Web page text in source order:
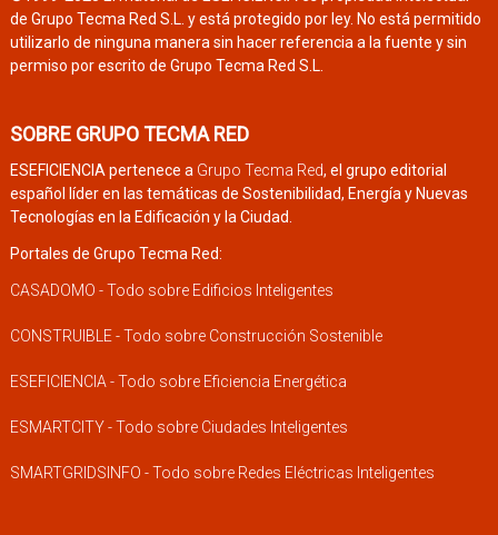
de Grupo Tecma Red S.L. y está protegido por ley. No está permitido
utilizarlo de ninguna manera sin hacer referencia a la fuente y sin
permiso por escrito de Grupo Tecma Red S.L.
SOBRE GRUPO TECMA RED
ESEFICIENCIA pertenece a Grupo Tecma Red, el grupo editorial
español líder en las temáticas de Sostenibilidad, Energía y Nuevas
Tecnologías en la Edificación y la Ciudad.
Portales de Grupo Tecma Red:
CASADOMO - Todo sobre Edificios Inteligentes
CONSTRUIBLE - Todo sobre Construcción Sostenible
ESEFICIENCIA - Todo sobre Eficiencia Energética
ESMARTCITY - Todo sobre Ciudades Inteligentes
SMARTGRIDSINFO - Todo sobre Redes Eléctricas Inteligentes